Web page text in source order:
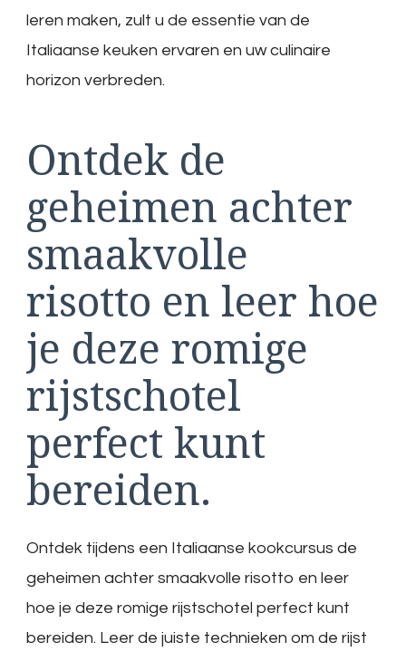
leren maken, zult u de essentie van de
Italiaanse keuken ervaren en uw culinaire
horizon verbreden.
Ontdek de
geheimen achter
smaakvolle
risotto en leer hoe
je deze romige
rijstschotel
perfect kunt
bereiden.
Ontdek tijdens een Italiaanse kookcursus de
geheimen achter smaakvolle risotto en leer
hoe je deze romige rijstschotel perfect kunt
bereiden. Leer de juiste technieken om de rijst